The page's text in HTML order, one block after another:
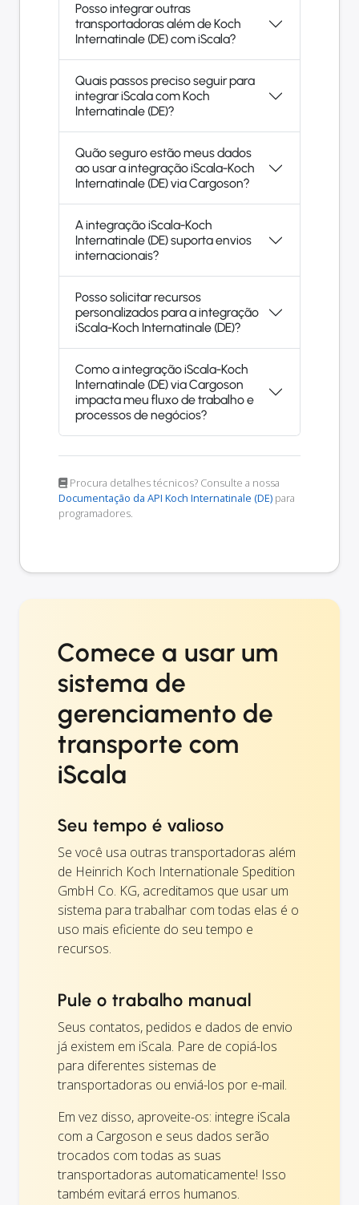
Posso integrar outras
transportadoras além de Koch
Internatinale (DE) com iScala?
Quais passos preciso seguir para
integrar iScala com Koch
Internatinale (DE)?
Quão seguro estão meus dados
ao usar a integração iScala-Koch
Internatinale (DE) via Cargoson?
A integração iScala-Koch
Internatinale (DE) suporta envios
internacionais?
Posso solicitar recursos
personalizados para a integração
iScala-Koch Internatinale (DE)?
Como a integração iScala-Koch
Internatinale (DE) via Cargoson
impacta meu fluxo de trabalho e
processos de negócios?
Procura detalhes técnicos? Consulte a nossa
Documentação da API Koch Internatinale (DE) para
programadores.
Comece a usar um
sistema de
gerenciamento de
transporte com
iScala
Seu tempo é valioso
Se você usa outras transportadoras além
de Heinrich Koch Internationale Spedition
GmbH Co. KG, acreditamos que usar um
sistema para trabalhar com todas elas é o
uso mais eficiente do seu tempo e
recursos.
Pule o trabalho manual
Seus contatos, pedidos e dados de envio
já existem em iScala. Pare de copiá-los
para diferentes sistemas de
transportadoras ou enviá-los por e-mail.
Em vez disso, aproveite-os: integre iScala
com a Cargoson e seus dados serão
trocados com todas as suas
transportadoras automaticamente! Isso
também evitará erros humanos.